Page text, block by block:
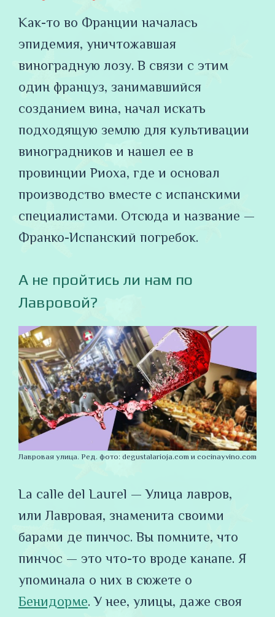
Как-то во Франции началась
эпидемия, уничтожавшая
виноградную лозу. В связи с этим
один француз, занимавшийся
созданием вина, начал искать
подходящую землю для культивации
виноградников и нашел ее в
провинции Риоха, где и основал
производство вместе с испанскими
специалистами. Отсюда и название —
Франко-Испанский погребок.
А не пройтись ли нам по
Лавровой?
Лавровая улица. Ред. фото: degustalarioja.com и cocinayvino.com
La calle del Laurel — Улица лавров,
или Лавровая, знаменита своими
барами де пинчос. Вы помните, что
пинчос — это что-то вроде канапе. Я
упоминала о них в сюжете о
Бенидорме. У нее, улицы, даже своя